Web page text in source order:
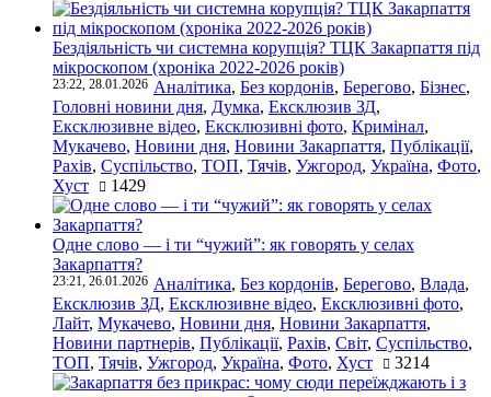
Бездіяльність чи системна корупція? ТЦК Закарпаття під
мікроскопом (хроніка 2022-2026 років)
23:22, 28.01.2026 Аналітика, Без кордонів, Берегово, Бізнес,
Головні новини дня, Думка, Ексклюзив ЗД,
Ексклюзивне відео, Ексклюзивні фото, Кримінал,
Мукачево, Новини дня, Новини Закарпаття, Публікації,
Рахів, Суспільство, ТОП, Тячів, Ужгород, Україна, Фото,
Хуст
1429
Одне слово — і ти “чужий”: як говорять у селах
Закарпаття?
23:21, 26.01.2026 Аналітика, Без кордонів, Берегово, Влада,
Ексклюзив ЗД, Ексклюзивне відео, Ексклюзивні фото,
Лайт, Мукачево, Новини дня, Новини Закарпаття,
Новини партнерів, Публікації, Рахів, Світ, Суспільство,
ТОП, Тячів, Ужгород, Україна, Фото, Хуст 3214